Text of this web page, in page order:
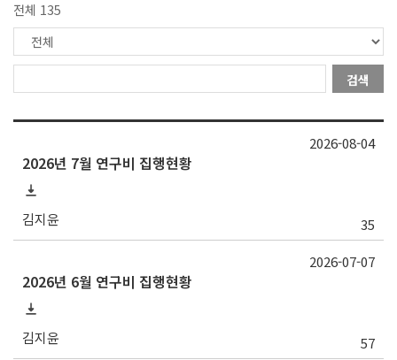
전체 135
검색
2026년 7월 연구비 집행현황
김지윤 35
2026-08-04
2026년 6월 연구비 집행현황
김지윤 57
2026-07-07